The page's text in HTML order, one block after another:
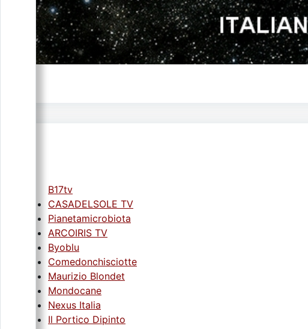
B17tv
CASADELSOLE TV
Pianetamicrobiota
ARCOIRIS TV
Byoblu
Comedonchisciotte
Maurizio Blondet
Mondocane
Nexus Italia
Il Portico Dipinto